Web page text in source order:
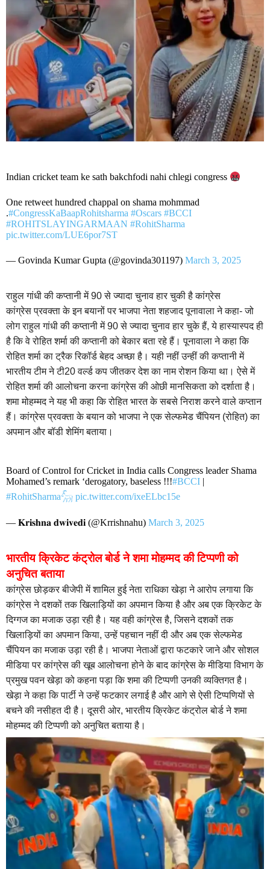
Indian cricket team ke sath bakchfodi nahi chlegi congress
One retweet hundred chappal on shama mohmmad
.#CongressKaBaapRohitsharma #Oscars #BCCI
#ROHITSLAYINGARMAAN #RohitSharma
pic.twitter.com/LUE6por7ST
— Govinda Kumar Gupta (@govinda301197) March 3, 2025
राहुल गांधी की कप्तानी में 90 से ज्यादा चुनाव हार चुकी है कांग्रेस
कांग्रेस प्रवक्ता के इन बयानों पर भाजपा नेता शहजाद पूनावाला ने कहा- जो
लोग राहुल गांधी की कप्तानी में 90 से ज्यादा चुनाव हार चुके हैं, ये हास्यास्पद ही
है कि वे रोहित शर्मा की कप्तानी को बेकार बता रहे हैं। पूनावाला ने कहा कि
रोहित शर्मा का ट्रैक रिकॉर्ड बेहद अच्छा है। यही नहीं उन्हीं की कप्तानी में
भारतीय टीम ने टी20 वर्ल्ड कप जीतकर देश का नाम रोशन किया था। ऐसे में
रोहित शर्मा की आलोचना करना कांग्रेस की ओछी मानसिकता को दर्शाता है।
शमा मोहम्मद ने यह भी कहा कि रोहित भारत के सबसे निराश करने वाले कप्तान
हैं। कांग्रेस प्रवक्ता के बयान को भाजपा ने एक सेल्फमेड चैंपियन (रोहित) का
अपमान और बॉडी शेमिंग बताया।
Board of Control for Cricket in India calls Congress leader Shama
Mohamed’s remark ‘derogatory, baseless !!!#BCCI |
#RohitSharma𓃵 pic.twitter.com/ixeELbc15e
— 𝐊𝐫𝐢𝐬𝐡𝐧𝐚 𝐝𝐰𝐢𝐯𝐞𝐝𝐢 (@Krrishnahu) March 3, 2025
भारतीय क्रिकेट कंट्रोल बोर्ड ने शमा मोहम्मद की टिप्पणी को
अनुचित बताया
कांग्रेस छोड़कर बीजेपी में शामिल हुई नेता राधिका खेड़ा ने आरोप लगाया कि
कांग्रेस ने दशकों तक खिलाड़ियों का अपमान किया है और अब एक क्रिकेट के
दिग्गज का मजाक उड़ा रही है। यह वही कांग्रेस है, जिसने दशकों तक
खिलाड़ियों का अपमान किया, उन्हें पहचान नहीं दी और अब एक सेल्फमेड
चैंपियन का मजाक उड़ा रही है। भाजपा नेताओं द्वारा फटकारे जाने और सोशल
मीडिया पर कांग्रेस की खूब आलोचना होने के बाद कांग्रेस के मीडिया विभाग के
प्रमुख पवन खेड़ा को कहना पड़ा कि शमा की टिप्पणी उनकी व्यक्तिगत है।
खेड़ा ने कहा कि पार्टी ने उन्हें फटकार लगाई है और आगे से ऐसी टिप्पणियों से
बचने की नसीहत दी है। दूसरी ओर, भारतीय क्रिकेट कंट्रोल बोर्ड ने शमा
मोहम्मद की टिप्पणी को अनुचित बताया है।